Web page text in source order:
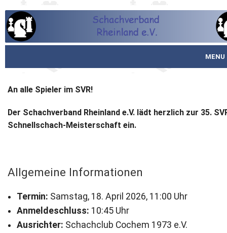
MENU
Spielbetrieb
Meistertafel
Fotos
Service
An alle Spieler im SVR!
Der Schachverband Rheinland e.V. lädt herzlich zur 35.
Schnellschach-Meisterschaft ein.
Allgemeine Informationen
Termin: Samstag, 18. April 2026, 11:00 Uhr
Anmeldeschluss: 10:45 Uhr
Ausrichter: Schachclub Cochem 1973 e.V.